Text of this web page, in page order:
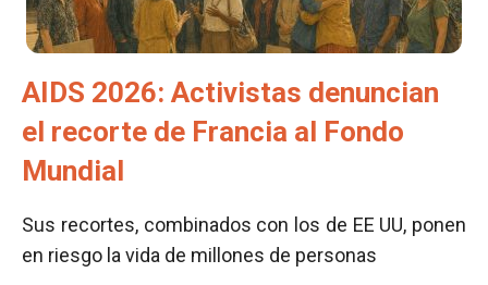
AIDS 2026: Activistas denuncian
el recorte de Francia al Fondo
Mundial
Sus recortes, combinados con los de EE UU, ponen
en riesgo la vida de millones de personas